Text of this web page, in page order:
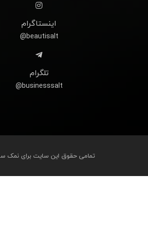
اینستاگرام
beautisalt@
تلگرام
businesssalt@
تمامی حقوق این سایت برای نمک